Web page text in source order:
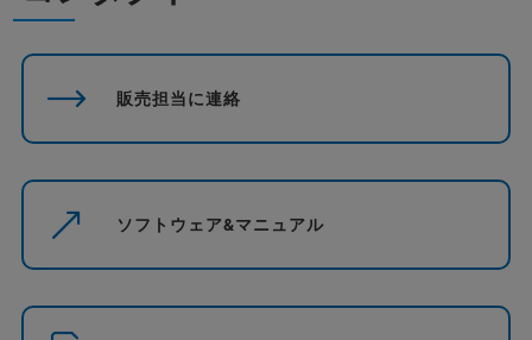
販売担当に連絡
ソフトウェア&マニュアル